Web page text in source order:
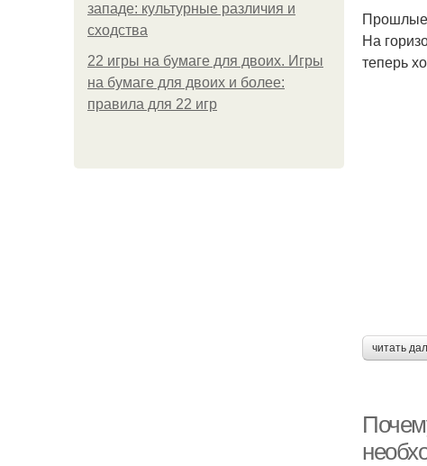
западе: культурные различия и
сходства
22 игры на бумаге для двоих. Игры
на бумаге для двоих и более:
правила для 22 игр
На
теперь
читать